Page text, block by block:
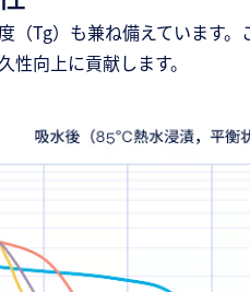
Tg）も兼ね備えています。
向上に貢献します。